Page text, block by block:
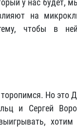
у нас будет,
на
чтобы в
Но это
и Сергей
хотим